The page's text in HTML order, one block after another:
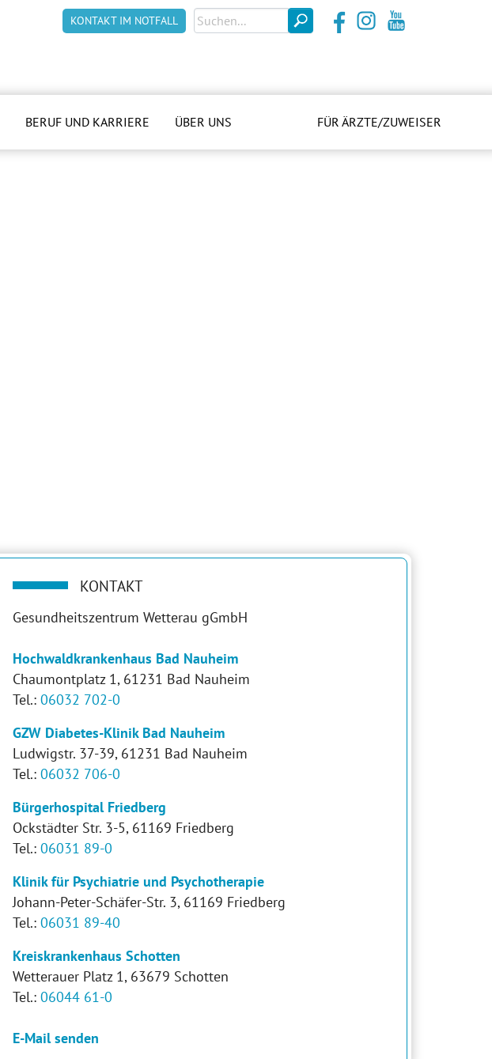
BERUF UND KARRIERE ÜBER UNS FÜR ÄRZTE/ZUWEISER
KONTAKT IM NOTFALL
KONTAKT
Gesundheitszentrum Wetterau gGmbH
Hochwaldkrankenhaus Bad Nauheim
Chaumontplatz 1, 61231 Bad Nauheim
Tel.: 06032 702-0
GZW Diabetes-Klinik Bad Nauheim
Ludwigstr. 37-39, 61231 Bad Nauheim
Tel.: 06032 706-0
Bürgerhospital Friedberg
Ockstädter Str. 3-5, 61169 Friedberg
Tel.: 06031 89-0
Klinik für Psychiatrie und Psychotherapie
Johann-Peter-Schäfer-Str. 3, 61169 Friedberg
Tel.: 06031 89-40
Kreiskrankenhaus Schotten
Wetterauer Platz 1, 63679 Schotten
Tel.: 06044 61-0
E-Mail senden